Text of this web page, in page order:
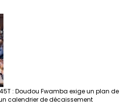
: Doudou Fwamba exige un plan de
calendrier de décaissement